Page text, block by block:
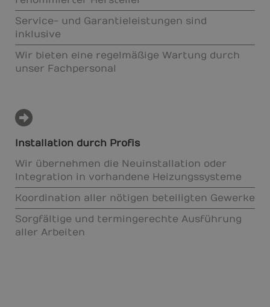
Service- und Garantieleistungen sind
inklusive
Wir bieten eine regelmäßige Wartung durch
unser Fachpersonal
Installation durch Profis
Wir übernehmen die Neuinstallation oder
Integration in vorhandene Heizungssysteme
Koordination aller nötigen beteiligten Gewerke
Sorgfältige und termingerechte Ausführung
aller Arbeiten